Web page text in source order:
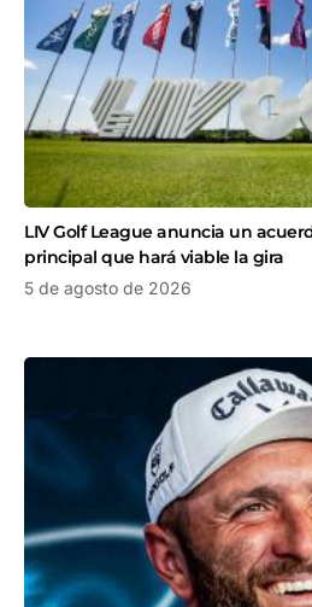
LIV Golf League anuncia un
principal que hará viable la gira
5 de agosto de 2026